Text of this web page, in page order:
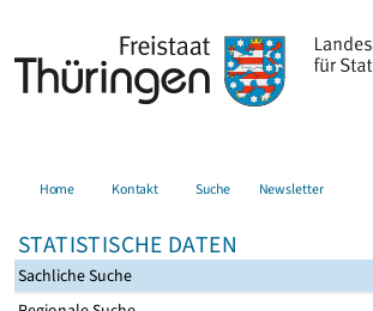
Home Kontakt Suche Newsletter
STATISTISCHE DATEN
Sachliche Suche